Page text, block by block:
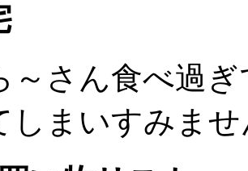
～さん食べ過
しまいすみま